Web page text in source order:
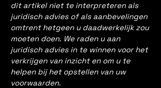
dit artikel niet te interpreteren als
juridisch advies of als aanbevelingen
omtrent hetgeen u daadwerkelijk zou
moeten doen. We raden u aan
juridisch advies in te winnen voor het
verkrijgen van inzicht en om u te
helpen bij het opstellen van uw
voorwaarden.